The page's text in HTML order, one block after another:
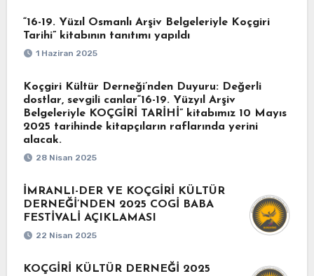
“16-19. Yüzıl Osmanlı Arşiv Belgeleriyle Koçgiri
Tarihi” kitabının tanıtımı yapıldı
1 Haziran 2025
Koçgiri Kültür Derneği’nden Duyuru: Değerli
dostlar, sevgili canlar“16-19. Yüzyıl Arşiv
Belgeleriyle KOÇGİRİ TARİHİ” kitabımız 10 Mayıs
2025 tarihinde kitapçıların raflarında yerini
alacak.
28 Nisan 2025
İMRANLI-DER VE KOÇGİRİ KÜLTÜR
DERNEĞİ’NDEN 2025 COGİ BABA
FESTİVALİ AÇIKLAMASI
22 Nisan 2025
KOÇGİRİ KÜLTÜR DERNEĞİ 2025